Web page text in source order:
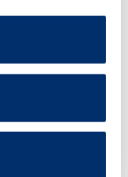
las entidades
del proyecto